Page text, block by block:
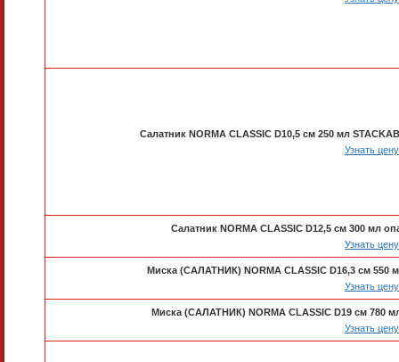
Салатник NORMA CLASSIC D10,5 см 250 мл
Узнать цену
Салатник NORMA CLASSIC D12,5 см 300 мл
Узнать цену
Миска (САЛАТНИК) NORMA CLASSIC D16,3 см
Узнать цену
Миска (САЛАТНИК) NORMA CLASSIC D19 см 780
Узнать цену